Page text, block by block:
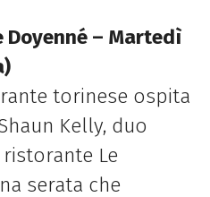
Doyenné – Martedì
torinese ospita
Kelly, duo
Le
serata che